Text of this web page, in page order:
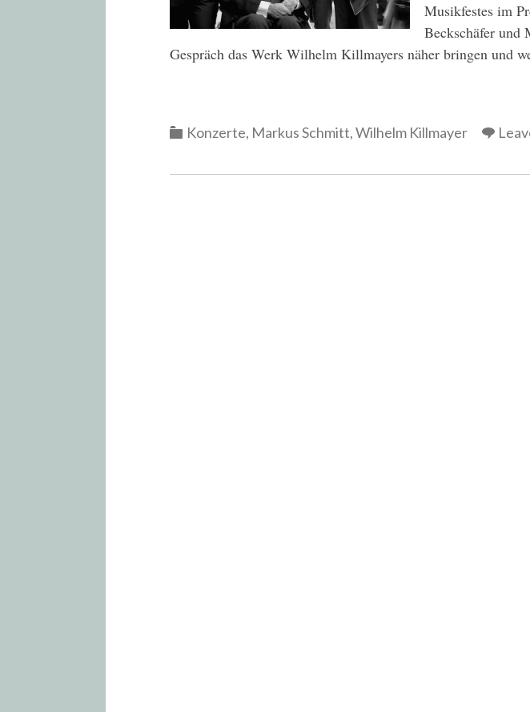
Musikfestes im
Beckschäfer und
Gespräch das Werk Wilhelm Killmayers näher bringen und
Categories
Konzerte, Markus Schmitt,Wilhelm Killmayer